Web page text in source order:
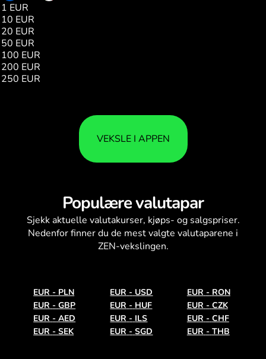
1 EUR
10 EUR
20 EUR
50 EUR
100 EUR
200 EUR
250 EUR
VEKSLE I APPEN
Populære valutapar
Sjekk aktuelle valutakurser, kjøps- og salgspriser.
Nedenfor finner du de mest valgte valutaparene i
ZEN-vekslingen.
EUR - PLN EUR - USD EUR - RON
EUR - GBP EUR - HUF EUR - CZK
EUR - AED EUR - ILS EUR - CHF
EUR - SEK EUR - SGD EUR - THB